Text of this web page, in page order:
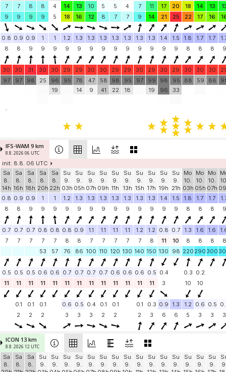
7
7 8 8 4 14 13 10 5 5 4 7 11 17 20 18 14 13
9
9 9 9 5 18 16 12 8 7 7 9 14 21 25 22 17 16
0.8 0.9 0.9 1 1 1.2 1.3 1.3 1.3 1.3 1.3 1.3 1.3 1.4 1.5 1.8 1.7 1.7
8
8 9 9 9 9 9 9 9 9 9 9 9 9 9 8 8 8 9
30 30 31 30 30 29 29 30 30 29 29 30 29 30 29 30 30 30
97
97 98 25
96
19
95
78
14
47
9
58
41
98
22
95
18
97
99
19
98
96
95
33
88 59 86
-
IFS-WAM 9 km
8.8. 2026 06 UTC
init: 8.8. 06 UTC
Sa
8.
14h
Sa
8.
16h
Sa
8.
18h
Sa
8.
20h
Sa
8.
22h
Su
9.
03h
Su
9.
05h
Su
9.
07h
Su
9.
09h
Su
9.
11h
Su
9.
13h
Su
9.
15h
Su
9.
17h
Su
9.
19h
Su
9.
21h
Mo
10.
03h
Mo
10.
05h
Mo
10.
07h
0.8 0.9 0.9 1 1 1.2 1.3 1.3 1.3 1.3 1.3 1.3 1.3 1.4 1.5 1.8 1.7 1.7
8
8 9 9 9 9 9 9 9 9 9 9 9 9 9 8 8 8 9
0.7 0.7 0.7 0.8 0.8 0.8 0.9 1.1 1.1 1.1 1.1 1.2 1.2 0.8 0.7 1.3 1.6 1.6
7
7 7 7 7 8 8 7 7 7 7 7 8 11 10 8 8 8
8
53
57 76 86 100 110 120 130 140 150 130 98 220 290 300
0.5 0.5 0.5 0.6 0.6 0.7 0.7 0.7 0.7 0.6 0.6 0.6 0.5 0.4 0.3 0.2
11
11 11 11 11 11 11 11 11 11 11 11 11 3 10 10
0.1 0.1 0.1 0.6 0.5 0.4 0.1 0.1 0.1 0.3 0.9 1.3 1.2 0.6 0.5
2
2 2 3 3 3 2 2 2 3 6 6 5 3 3 3
ICON 13 km
8.8. 2026 12 UTC
Sa
8.
Sa
8.
Sa
8.
Su
9.
Su
9.
Su
9.
Su
9.
Su
9.
Su
9.
Su
9.
Su
9.
Su
9.
Su
9.
Su
9.
Su
9.
Su
9.
Su
9.
Su
9.